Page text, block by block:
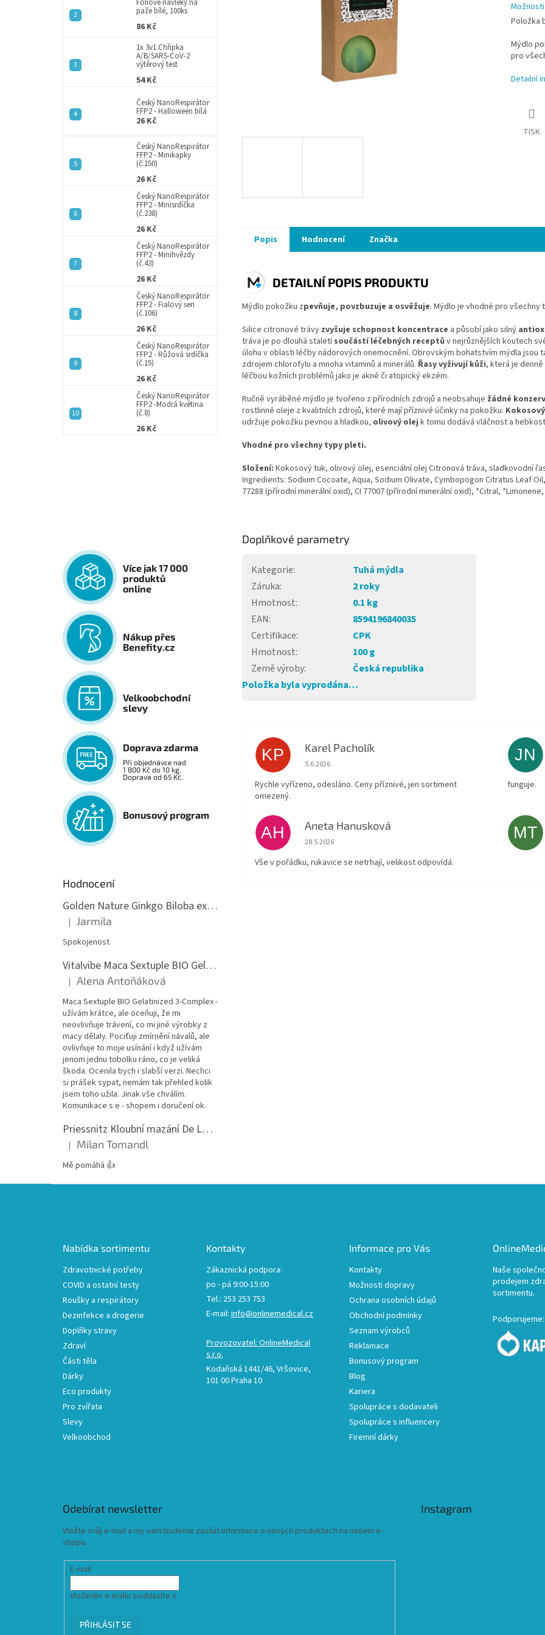
paže bílé, 100ks
86 Kč
1x 3v1 Chřipka
A/B/SARS-CoV-2
výtěrový test
54 Kč
Český NanoRespirátor
FFP2 - Halloween bílá
26 Kč
Český NanoRespirátor
FFP2 - Minikapky
(č.150)
26 Kč
Český NanoRespirátor
FFP2 - Minisrdíčka
(č.238)
26 Kč
Český NanoRespirátor
FFP2 - Minihvězdy
(č.43)
26 Kč
Český NanoRespirátor
FFP2 - Fialový sen
(č.106)
26 Kč
Český NanoRespirátor
FFP2 - Růžová srdíčka
(č.15)
26 Kč
Český NanoRespirátor
FFP2 -Modrá květina
(č.8)
26 Kč
Více jak 17 000
produktů
online
Nákup přes
Benefity.cz
Velkoobchodní
slevy
Doprava zdarma
Při objednávce nad
1 800 Kč do 10 kg.
Doprava od 65 Kč.
Bonusový program
Hodnocení
Golden Nature Ginkgo Biloba extrakt 50:1 60mg, 100 kapslí
Hodnocení produktu je 5 z 5 hvězdiček.
| Jarmila
Spokojenost
Vitalvibe Maca Sextuple BIO Gelatinized 3-Complex, 60 kapslí
Hodnocení produktu je 5 z 5 hvězdiček.
| Alena Antoňáková
Maca Sextuple BIO Gelatinized 3-Complex -
užívám krátce, ale oceňuji, že mi
neovlivňuje trávení, co mi jiné výrobky z
macy dělaly. Pociťuji zmírnění návalů, ale
ovlivňuje to moje usínání i když užívám
jenom jednu tobolku ráno, co je veliká
škoda. Ocenila bych i slabší verzi. Nechci
si prášek sypat, nemám tak přehled kolik
jsem toho užila. Jinak vše chválím.
Komunikace s e - shopem i doručení ok.
Priessnitz Kloubní mazání De Luxe, 200ml
Hodnocení produktu je 5 z 5 hvězdiček.
| Milan Tomandl
Mě pomáhá 👍
Položka
Mýdlo
pro
Detailní
TISK
Popis Hodnocení Značka
DETAILNÍ POPIS PRODUKTU
Mýdlo pokožku zpevňuje, povzbuzuje a osvěžuje. Mýdlo je vhodné pro všechny
Silice citronové trávy zvyšuje schopnost koncentrace a působí jako silný
tráva je po dlouhá staletísoučástí léčebných receptů v nejrůznějších koutech
úlohu v oblasti léčby nádorových onemocnění. Obrovským bohatstvím mýdla jsou
zdrojem chlorofylu a mnoha vitaminů a minerálů. Řasy vyživují kůži, která je
léčbou kožních problémů jako je akné či atopický ekzém.
Ručně vyráběné mýdlo je tvořeno z přírodních zdrojů a neobsahuje žádné
rostlinné oleje z kvalitních zdrojů, které mají příznivé účinky na pokožku.
udržuje pokožku pevnou a hladkou, olivový olej k tomu dodává vláčnost a
Vhodné pro všechny typy pleti.
Složení: Kokosový tuk, olivový olej, esenciální olej Citronová tráva, sladkovodní
Ingredients: Sodium Cocoate, Aqua, Sodium Olivate, Cymbopogon Citratus Leaf
77288 (přírodní minerální oxid), CI 77007 (přírodní minerální oxid), *Citral,
Doplňkové parametry
Kategorie:
Tuhá mýdla
Záruka:
2 roky
Hmotnost:
0.1 kg
EAN:
8594196840035
Certifikace:
CPK
Hmotnost:
100 g
Země výroby:
Česká republika
Položka byla vyprodána…
KP Karel Pacholík
Hodnocení obchodu je 4 z 5 hvězdiček.
5.6.2026
Rychle vyřízeno, odesláno. Ceny příznivé, jen sortiment
omezený.
JN
funguje.
AH Aneta Hanusková
Hodnocení obchodu je 5 z 5 hvězdiček.
28.5.2026
Vše v pořádku, rukavice se netrhají, velikost odpovídá.
MT
Nabídka sortimentu
Zdravotnické potřeby
COVID a ostatní testy
Roušky a respirátory
Dezinfekce a drogerie
Doplňky stravy
Zdraví
Části těla
Dárky
Eco produkty
Pro zvířata
Slevy
Velkoobchod
Kontakty
Zákaznická podpora:
po - pá 9:00-15:00
Tel.: 253 253 753
E-mail: info@onlinemedical.cz
Provozovatel: OnlineMedical
s.r.o.
Kodaňská 1441/46, Vršovice,
101 00 Praha 10
Informace pro Vás
Kontakty
Možnosti dopravy
Ochrana osobních údajů
Obchodní podmínky
Seznam výrobců
Reklamace
Bonusový program
Blog
Kariera
Spolupráce s dodavateli
Spolupráce s influencery
Firemní dárky
Naše
prodejem
sortimentu.
Podporujeme:
Odebírat newsletter
Vložte svůj e-mail a my vám budeme zasílat informace o nových produktech na našem e-
shopu.
E-mail
Vložením e-mailu souhlasíte s
PŘIHLÁSIT SE
Instagram